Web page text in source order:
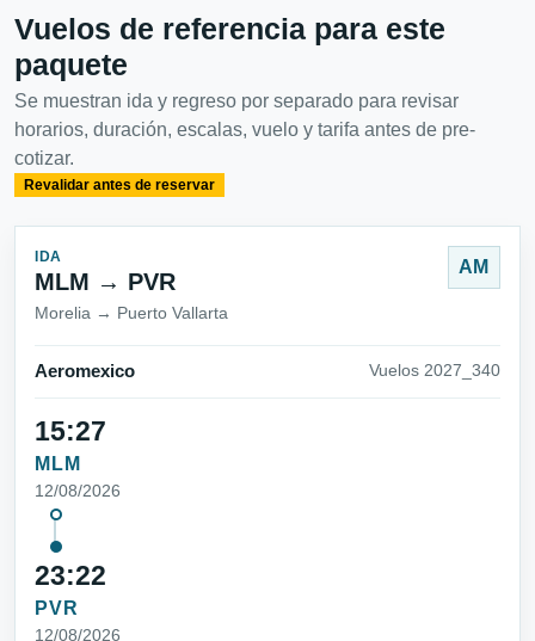
Vuelos de referencia para este
paquete
Se muestran ida y regreso por separado para revisar
horarios, duración, escalas, vuelo y tarifa antes de pre-
cotizar.
Revalidar antes de reservar
IDA
MLM → PVR
Morelia → Puerto Vallarta
AM
Aeromexico Vuelos 2027_340
15:27
MLM
12/08/2026
23:22
PVR
12/08/2026